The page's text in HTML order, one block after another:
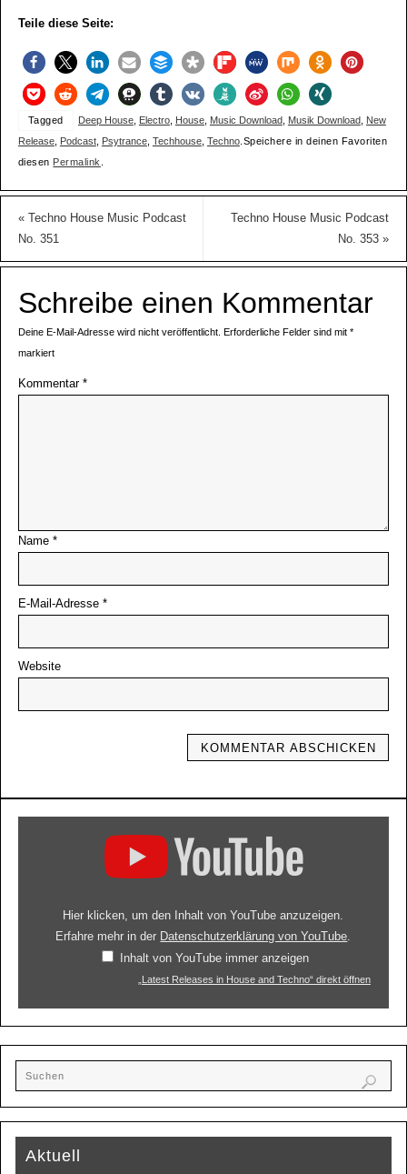
Teile diese Seite:
Tagged Deep House, Electro, House, Music Download, Musik Download, New
Release, Podcast, Psytrance, Techhouse, Techno. Speichere in deinen Favoriten
diesen Permalink
«Techno House Music Podcast
No. 351
Techno House Music Podcast
No. 353»
Schreibe einen Kommentar
Deine E-Mail-Adresse wird nicht veröffentlicht. Erforderliche Felder sind mit *
markiert
Kommentar *
Name *
E-Mail-Adresse *
Website
Hier klicken, um den Inhalt von YouTube anzuzeigen.
Erfahre mehr in der Datenschutzerklärung von YouTube.
Inhalt von YouTube immer anzeigen
„Latest Releases in House and Techno“ direkt öffnen
Aktuell